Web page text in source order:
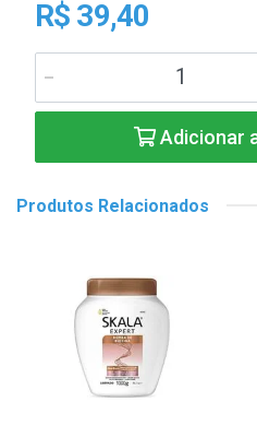
R$ 39,40
Adicionar
Produtos Relacionados